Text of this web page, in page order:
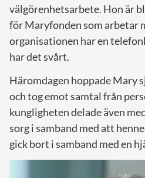
välgörenhetsarbete. Hon är
för Maryfonden som arbetar
organisationen har en
har det svårt.
Häromdagen hoppade Mary
och tog emot samtal från
kungligheten delade även
sorg i samband med att
gick bort i samband med en